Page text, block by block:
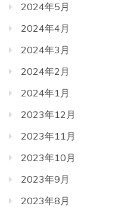
2024年5月
2024年4月
2024年3月
2024年2月
2024年1月
2023年12月
2023年11月
2023年10月
2023年9月
2023年8月